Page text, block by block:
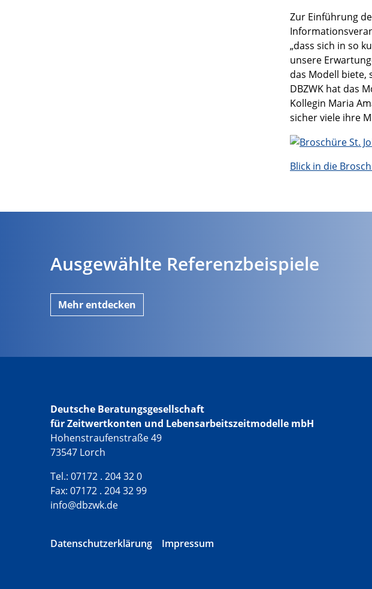
Zur Einführung
„dass sich in so
unsere
das Modell biete,
DBZWK hat das
Kollegin Maria
sicher viele ihre
Blick in die
Ausgewählte Referenzbeispiele
Mehr entdecken
Deutsche Beratungsgesellschaft
für Zeitwertkonten und Lebensarbeitszeitmodelle mbH
Hohenstraufenstraße 49
73547 Lorch
Tel.: 07172 . 204 32 0
Fax: 07172 . 204 32 99
info@dbzwk.de
Datenschutzerklärung Impressum